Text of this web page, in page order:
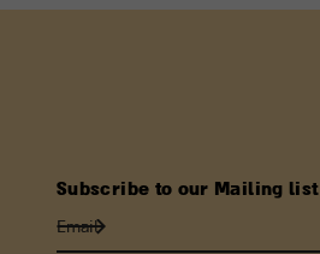
Subscribe to our Mailing list